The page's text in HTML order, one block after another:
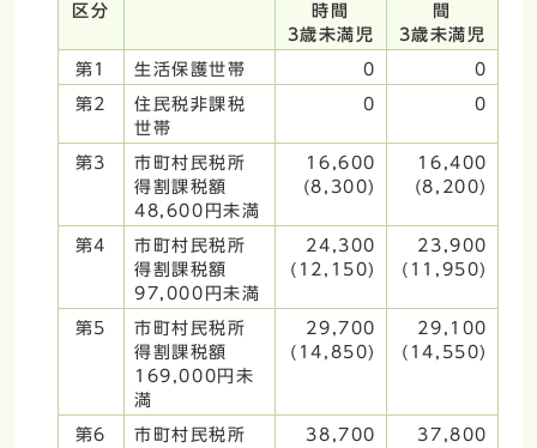
区分
時間
3歳未満児
間
3歳未満児
第1 生活保護世帯 0 0
第2
住民税非課税
世帯
0 0
第3
市町村民税所
得割課税額
48,600円未満
16,600
(8,300)
16,400
(8,200)
第4
市町村民税所
得割課税額
97,000円未満
24,300
(12,150)
23,900
(11,950)
第5
市町村民税所
得割課税額
169,000円未
満
29,700
(14,850)
29,100
(14,550)
第6
市町村民税所
38,700
37,800